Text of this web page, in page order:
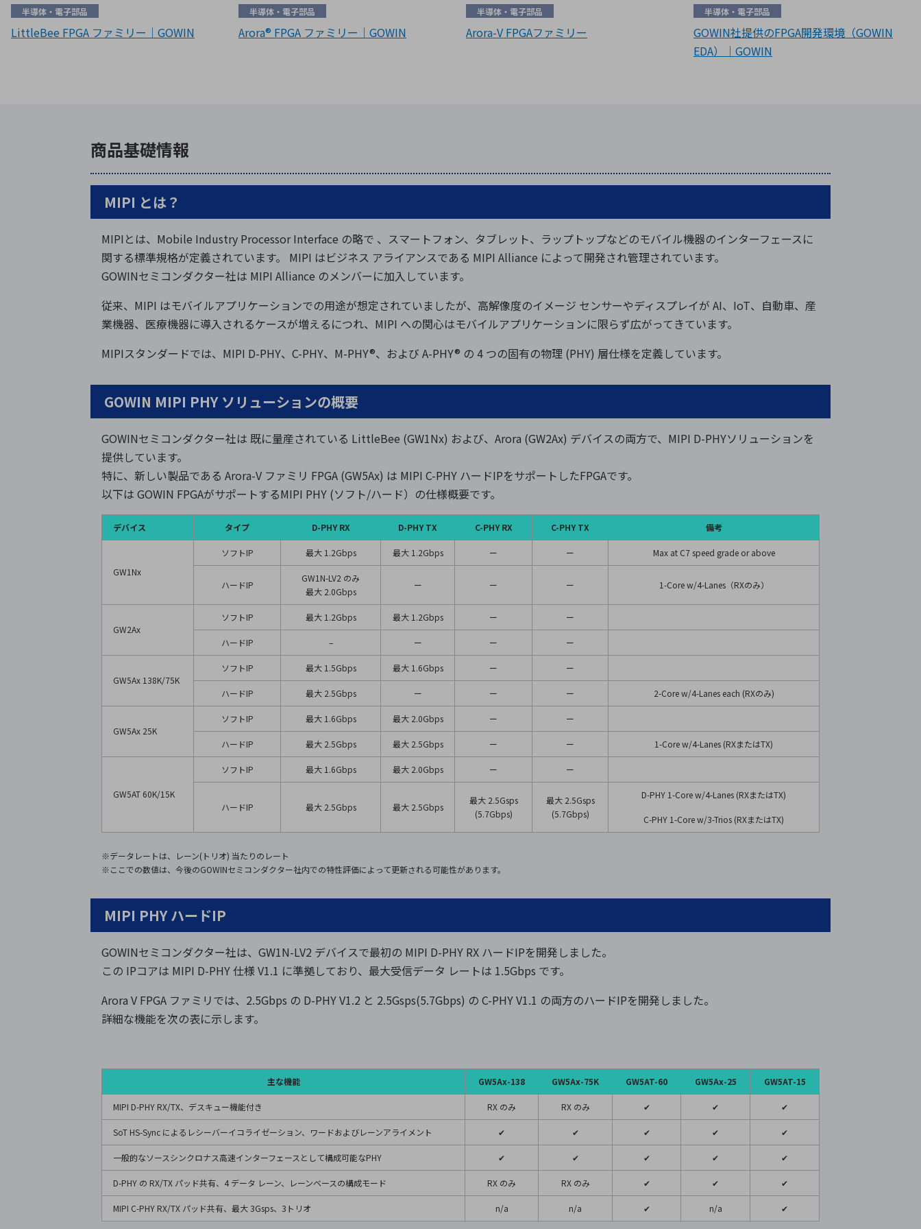
半導体・電子部品
LittleBee FPGA ファミリー｜GOWIN
半導体・電子部品
Arora® FPGA ファミリー｜GOWIN
半導体・電子部品
Arora-V FPGAファミリー
半導体・電子部品
GOWIN社提供のFPGA開発環境（GOWIN
EDA）｜GOWIN
商品基礎情報
MIPI とは？
MIPIとは、Mobile Industry Processor Interface の略で 、スマートフォン、タブレット、ラップトップなどのモバイル機器のインターフェースに
関する標準規格が定義されています。 MIPI はビジネス アライアンスである MIPI Alliance によって開発され管理されています。
GOWINセミコンダクター社は MIPI Alliance のメンバーに加入しています。
従来、MIPI はモバイルアプリケーションでの用途が想定されていましたが、高解像度のイメージ センサーやディスプレイが AI、IoT、自動車、産
業機器、医療機器に導入されるケースが増えるにつれ、MIPI への関心はモバイルアプリケーションに限らず広がってきています。
MIPIスタンダードでは、MIPI D-PHY、C-PHY、M-PHY®、および A-PHY® の 4 つの固有の物理 (PHY) 層仕様を定義しています。
GOWIN MIPI PHY ソリューションの概要
GOWINセミコンダクター社は 既に量産されている LittleBee (GW1Nx) および、Arora (GW2Ax) デバイスの両方で、MIPI D-PHYソリューションを
提供しています。
特に、新しい製品である Arora-V ファミリ FPGA (GW5Ax) は MIPI C-PHY ハードIPをサポートしたFPGAです。
以下は GOWIN FPGAがサポートするMIPI PHY (ソフト/ハード）の仕様概要です。
デバイス タイプ D-PHY RX D-PHY TX C-PHY RX C-PHY TX 備考
GW1Nx
ソフトIP 最大 1.2Gbps 最大 1.2Gbps ー ー Max at C7 speed grade or above
ハードIP
GW1N-LV2 のみ
最大 2.0Gbps
ー ー ー 1-Core w/4-Lanes（RXのみ）
GW2Ax
ソフトIP 最大 1.2Gbps 最大 1.2Gbps ー ー
ハードIP – ー ー ー
GW5Ax 138K/75K
ソフトIP 最大 1.5Gbps 最大 1.6Gbps ー ー
ハードIP 最大 2.5Gbps ー ー ー 2-Core w/4-Lanes each (RXのみ)
GW5Ax 25K
ソフトIP 最大 1.6Gbps 最大 2.0Gbps ー ー
ハードIP 最大 2.5Gbps 最大 2.5Gbps ー ー 1-Core w/4-Lanes (RXまたはTX)
GW5AT 60K/15K
ソフトIP 最大 1.6Gbps 最大 2.0Gbps ー ー
ハードIP 最大 2.5Gbps 最大 2.5Gbps
最大 2.5Gsps
(5.7Gbps)
最大 2.5Gsps
(5.7Gbps)
D-PHY 1-Core w/4-Lanes (RXまたはTX)
C-PHY 1-Core w/3-Trios (RXまたはTX)
※データレートは、レーン(トリオ) 当たりのレート
※ここでの数値は、今後のGOWINセミコンダクター社内での特性評価によって更新される可能性があります。
MIPI PHY ハードIP
GOWINセミコンダクター社は、GW1N-LV2 デバイスで最初の MIPI D-PHY RX ハードIPを開発しました。
この IPコアは MIPI D-PHY 仕様 V1.1 に準拠しており、最大受信データ レートは 1.5Gbps です。
Arora V FPGA ファミリでは、2.5Gbps の D-PHY V1.2 と 2.5Gsps(5.7Gbps) の C-PHY V1.1 の両方のハードIPを開発しました。
詳細な機能を次の表に示します。
主な機能 GW5Ax-138 GW5Ax-75K GW5AT-60 GW5Ax-25 GW5AT-15
MIPI D-PHY RX/TX、デスキュー機能付き RX のみ RX のみ ✔ ✔ ✔
SoT HS-Sync によるレシーバーイコライゼーション、ワードおよびレーンアライメント ✔ ✔ ✔ ✔ ✔
一般的なソースシンクロナス高速インターフェースとして構成可能なPHY ✔ ✔ ✔ ✔ ✔
D-PHY の RX/TX パッド共有、4 データ レーン、レーンベースの構成モード RX のみ RX のみ ✔ ✔ ✔
MIPI C-PHY RX/TX パッド共有、最大 3Gsps、3トリオ n/a n/a ✔ n/a ✔